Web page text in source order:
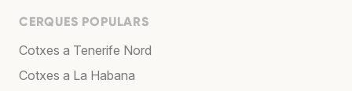
CERQUES POPULARS
Cotxes a Tenerife Nord
Cotxes a La Habana